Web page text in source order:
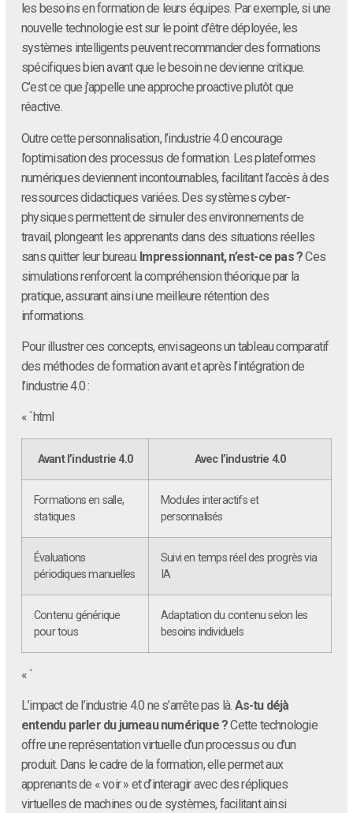
les besoins en formation de leurs équipes. Par exemple, si une
nouvelle technologie est sur le point d’être déployée, les
systèmes intelligents peuvent recommander des formations
spécifiques bien avant que le besoin ne devienne critique.
C’est ce que j’appelle une approche proactive plutôt que
réactive.
Outre cette personnalisation, l’industrie 4.0 encourage
l’optimisation des processus de formation. Les plateformes
numériques deviennent incontournables, facilitant l’accès à des
ressources didactiques variées. Des systèmes cyber-
physiques permettent de simuler des environnements de
travail, plongeant les apprenants dans des situations réelles
sans quitter leur bureau. Impressionnant, n’est-ce pas ?Ces
simulations renforcent la compréhension théorique par la
pratique, assurant ainsi une meilleure rétention des
informations.
Pour illustrer ces concepts, envisageons un tableau comparatif
des méthodes de formation avant et après l’intégration de
l’industrie 4.0 :
« `html
Avant l’industrie 4.0 Avec l’industrie 4.0
Formations en salle,
statiques
Modules interactifs et
personnalisés
Évaluations
périodiques manuelles
Suivi en temps réel des progrès via
IA
Contenu générique
pour tous
Adaptation du contenu selon les
besoins individuels
« `
L’impact de l’industrie 4.0 ne s’arrête pas là. As-tu déjà
entendu parler du jumeau numérique ?Cette technologie
offre une représentation virtuelle d’un processus ou d’un
produit. Dans le cadre de la formation, elle permet aux
apprenants de « voir » et d’interagir avec des répliques
virtuelles de machines ou de systèmes, facilitant ainsi